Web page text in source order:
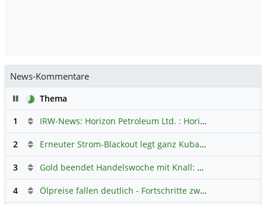
News-Kommentare
PauseThema
1
IRW-News: Horizon Petroleum Ltd. : Horizon Petroleum beginnt mit der Testförderung im Projekt Lachowice in Polen und schließt die Platzierung einer überzeichneten Wandelanleihe ab
2 Erneuter Strom-Blackout legt ganz Kuba lahm
3 Gold beendet Handelswoche mit Knall: Barrick Mining – Ist diese Aktie wieder ein Kauf?
4 Ölpreise fallen deutlich - Fortschritte zwischen USA und Iran belasten